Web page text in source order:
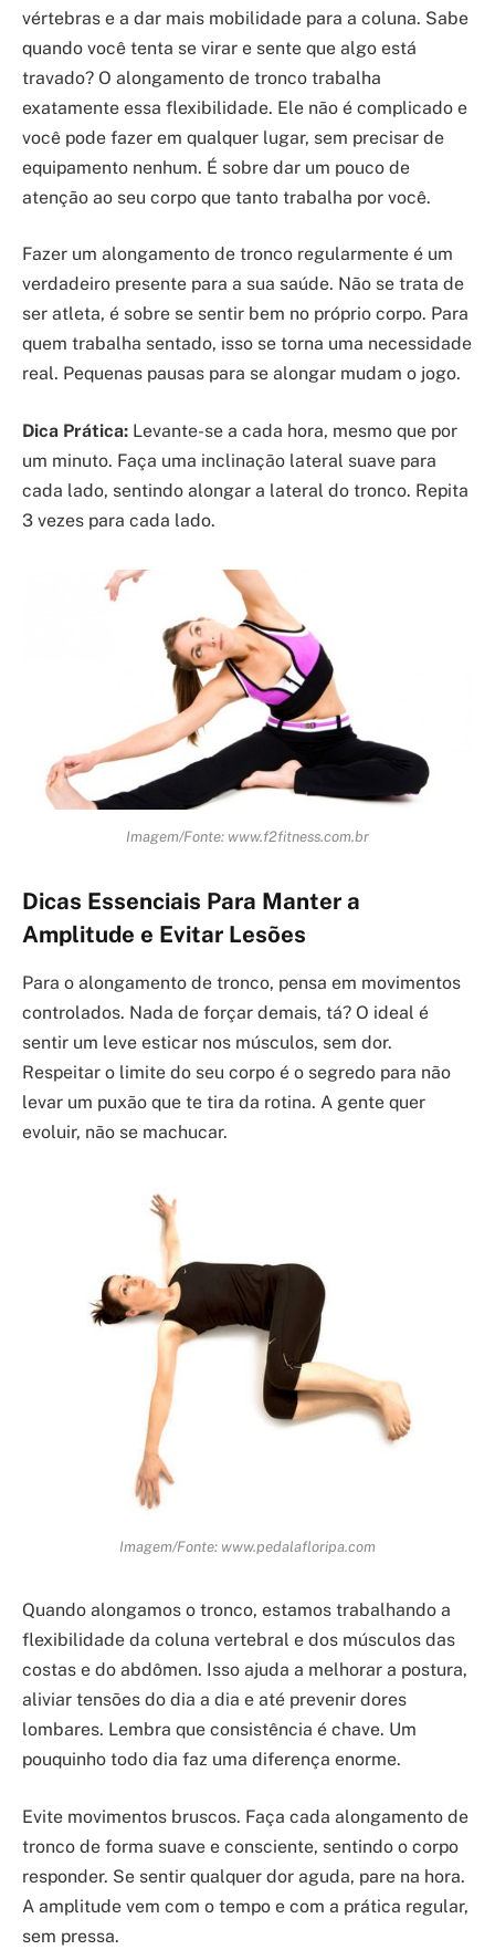
vértebras e a dar mais mobilidade para a coluna. Sabe
quando você tenta se virar e sente que algo está
travado? O alongamento de tronco trabalha
exatamente essa flexibilidade. Ele não é complicado e
você pode fazer em qualquer lugar, sem precisar de
equipamento nenhum. É sobre dar um pouco de
atenção ao seu corpo que tanto trabalha por você.
Fazer um alongamento de tronco regularmente é um
verdadeiro presente para a sua saúde. Não se trata de
ser atleta, é sobre se sentir bem no próprio corpo. Para
quem trabalha sentado, isso se torna uma necessidade
real. Pequenas pausas para se alongar mudam o jogo.
Dica Prática: Levante-se a cada hora, mesmo que por
um minuto. Faça uma inclinação lateral suave para
cada lado, sentindo alongar a lateral do tronco. Repita
3 vezes para cada lado.
Imagem/Fonte: www.f2fitness.com.br
Dicas Essenciais Para Manter a
Amplitude e Evitar Lesões
Para o alongamento de tronco, pensa em movimentos
controlados. Nada de forçar demais, tá? O ideal é
sentir um leve esticar nos músculos, sem dor.
Respeitar o limite do seu corpo é o segredo para não
levar um puxão que te tira da rotina. A gente quer
evoluir, não se machucar.
Imagem/Fonte: www.pedalafloripa.com
Quando alongamos o tronco, estamos trabalhando a
flexibilidade da coluna vertebral e dos músculos das
costas e do abdômen. Isso ajuda a melhorar a postura,
aliviar tensões do dia a dia e até prevenir dores
lombares. Lembra que consistência é chave. Um
pouquinho todo dia faz uma diferença enorme.
Evite movimentos bruscos. Faça cada alongamento de
tronco de forma suave e consciente, sentindo o corpo
responder. Se sentir qualquer dor aguda, pare na hora.
A amplitude vem com o tempo e com a prática regular,
sem pressa.